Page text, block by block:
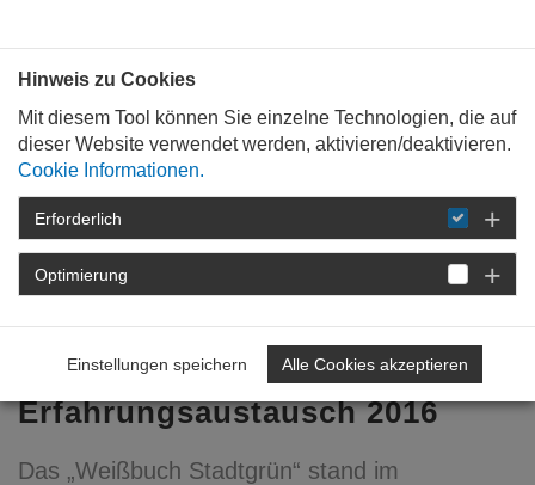
STARTSEITE
FORTBILDUNG
DETAIL
Stadt + Landschaft |
Erfahrungsaustausch 2016
Das „Weißbuch Stadtgrün“ stand im
Hinweis zu Cookies
Mit diesem Tool können Sie einzelne Technologien, die auf
dieser Website verwendet werden, aktivieren/deaktivieren.
Cookie Informationen.
Erforderlich
Optimierung
Einstellungen speichern Alle Cookies akzeptieren